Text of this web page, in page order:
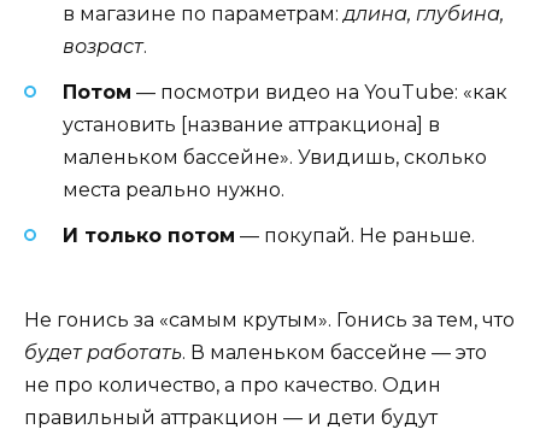
в магазине по параметрам: длина, глубина,
возраст.
Потом — посмотри видео на YouTube: «как
установить [название аттракциона] в
маленьком бассейне». Увидишь, сколько
места реально нужно.
И только потом — покупай. Не раньше.
Не гонись за «самым крутым». Гонись за тем, что
будет работать. В маленьком бассейне — это
не про количество, а про качество. Один
правильный аттракцион — и дети будут